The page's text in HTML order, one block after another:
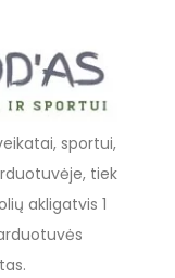
sportui,
tiek
akligatvis 1